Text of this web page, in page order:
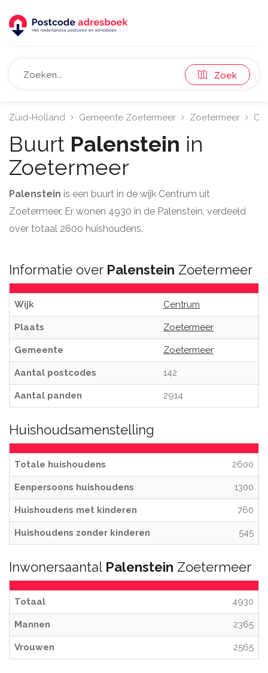
Zoek
Zuid-Holland Gemeente Zoetermeer Zoetermeer
Buurt Palenstein in
Zoetermeer
Palenstein is een buurt in de wijk Centrum uit
Zoetermeer. Er wonen 4930 in de Palenstein, verdeeld
over totaal 2600 huishoudens.
Informatie over Palenstein Zoetermeer
Wijk Centrum
Plaats Zoetermeer
Gemeente Zoetermeer
Aantal postcodes 142
Aantal panden 2914
Huishoudsamenstelling
Totale huishoudens 2600
Eenpersoons huishoudens 1300
Huishoudens met kinderen 760
Huishoudens zonder kinderen 545
Inwonersaantal Palenstein Zoetermeer
Totaal 4930
Mannen 2365
Vrouwen 2565